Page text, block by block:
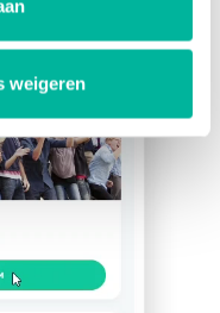
weigeren